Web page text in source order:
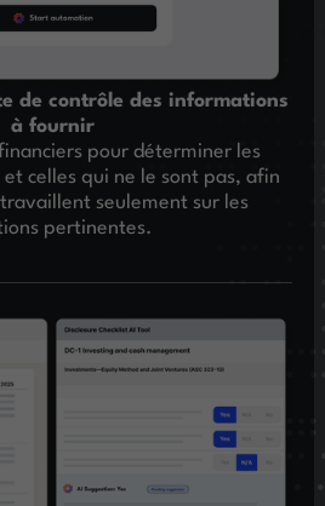
de contrôle des informations
à fournir
pour déterminer les
celles qui ne le sont pas, afin
seulement sur les
pertinentes.